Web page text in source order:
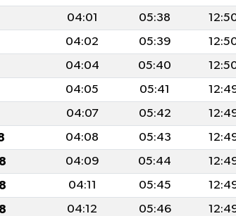
04:01 05:38
04:02 05:39
04:04 05:40
04:05 05:41
04:07 05:42
04:08 05:43
04:09 05:44
04:11 05:45
04:12 05:46